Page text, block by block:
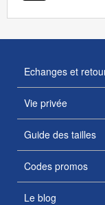
Echanges et
Vie privée
Guide des tailles
Codes promos
Le blog